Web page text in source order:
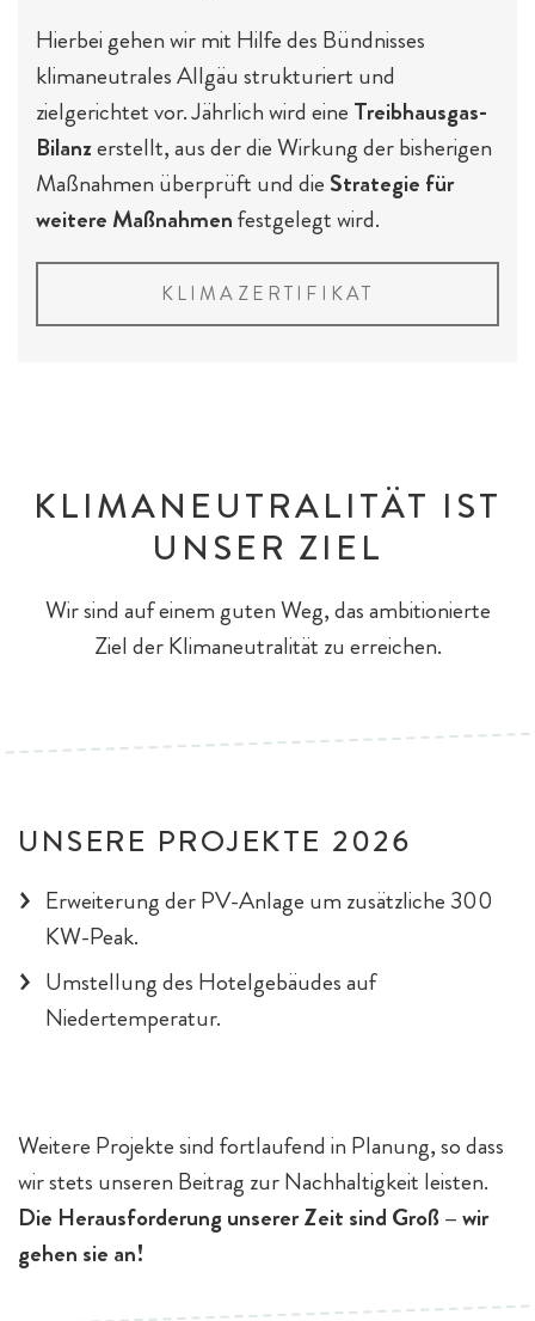
Hierbei gehen wir mit Hilfe des Bündnisses
klimaneutrales Allgäu strukturiert und
zielgerichtet vor. Jährlich wird eine Treibhausgas-
Bilanzerstellt, aus der die Wirkung der bisherigen
Maßnahmen überprüft und die Strategie für
weitere Maßnahmenfestgelegt wird.
KLIMAZERTIFIKAT
KLIMANEUTRALITÄT IST
UNSER ZIEL
Wir sind auf einem guten Weg, das ambitionierte
Ziel der Klimaneutralität zu erreichen.
UNSERE PROJEKTE 2026
Erweiterung der PV-Anlage um zusätzliche 300
KW-Peak.
Umstellung des Hotelgebäudes auf
Niedertemperatur.
Weitere Projekte sind fortlaufend in Planung, so dass
wir stets unseren Beitrag zur Nachhaltigkeit leisten.
Die Herausforderung unserer Zeit sind Groß – wir
gehen sie an!